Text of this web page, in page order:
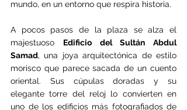
mundo, en un entorno que respira historia.
A pocos pasos de la plaza se alza el
majestuoso Edificio del Sultán Abdul
Samad, una joya arquitectónica de estilo
morisco que parece sacada de un cuento
oriental. Sus cúpulas doradas y su
elegante torre del reloj lo convierten en
uno de los edificios más fotografiados de